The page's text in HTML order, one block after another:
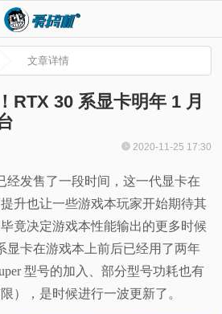
文章详情
RTX 30 系显卡明年 1 月
2020-11-25 17:30
经发售了一段时间，这一代显卡在
升也让一些游戏本玩家开始期待其
竟决定游戏本性能输出的更多时候
显卡在游戏本上前后已经用了两年
型号的加入、部分型号功耗也有
），是时候进行一波更新了。